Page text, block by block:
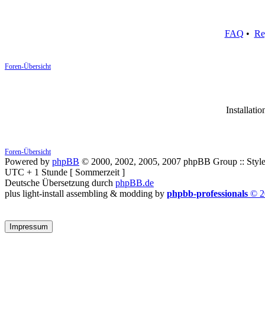
FAQ •
Foren-Übersicht
Foren-Übersicht
Powered by phpBB © 2000, 2002, 2005, 2007 phpBB Group ::
UTC + 1 Stunde [ Sommerzeit ]
Deutsche Übersetzung durch phpBB.de
plus light-install assembling & modding by phpbb-professionals ©